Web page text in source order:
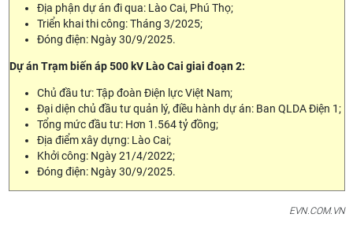
Địa phận dự án đi qua: Lào Cai, Phú Thọ;
Triển khai thi công: Tháng 3/2025;
Đóng điện: Ngày 30/9/2025.
Dự ánTrạm biến áp 500 kV Lào Cai giai đoạn 2:
Chủ đầu tư: Tập đoàn Điện lực Việt Nam;
Đại diện chủ đầu tư quản lý, điều hành dự án: Ban QLDA Điện 1;
Tổng mức đầu tư: Hơn 1.564 tỷ đồng;
Địa điểm xây dựng: Lào Cai;
Khởi công: Ngày 21/4/2022;
Đóng điện: Ngày 30/9/2025.
EVN.COM.VN